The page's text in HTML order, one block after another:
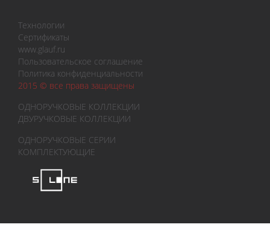
Технологии
Сертификаты
www.glauf.ru
Пользовательское соглашение
Политика конфиденциальности
2015 © все права защищены
ОДНОРУЧКОВЫЕ КОЛЛЕКЦИИ
ДВУРУЧКОВЫЕ КОЛЛЕКЦИИ
ОДНОРУЧКОВЫЕ СЕРИИ
КОМПЛЕКТУЮЩИЕ